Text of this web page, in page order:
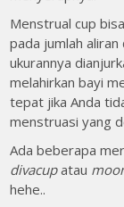
Menstrual cup
pada jumlah
ukurannya
melahirkan bayi
tepat jika Anda
menstruasi yang
Ada beberapa
divacupatau
hehe..